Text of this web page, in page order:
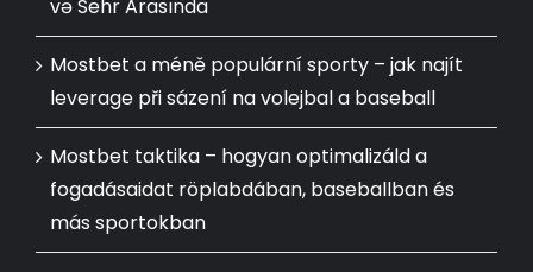
və Sehr Arasında
Mostbet a méně populární sporty – jak najít
leverage při sázení na volejbal a baseball
Mostbet taktika – hogyan optimalizáld a
fogadásaidat röplabdában, baseballban és
más sportokban